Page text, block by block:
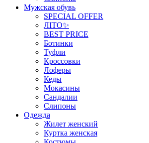
Мужская обувь
SPECIAL OFFER
ЛІТО✨
BEST PRICE
Ботинки
Туфли
Кроссовки
Лоферы
Кеды
Мокасины
Сандалии
Слипоны
Одежда
Жилет женский
Куртка женская